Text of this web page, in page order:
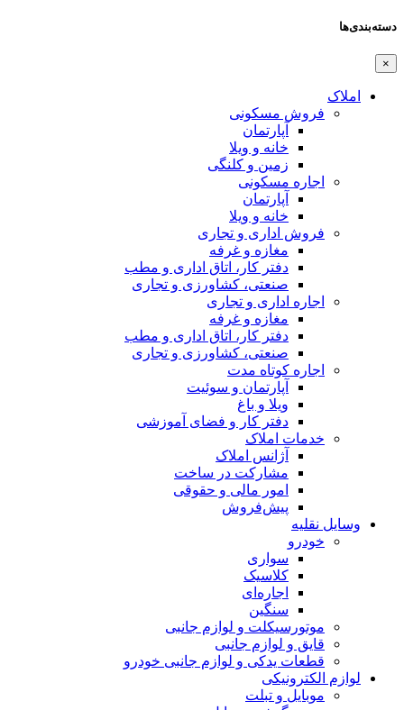
دسته‌بندی‌ها
×
املاک
فروش مسکونی
آپارتمان
خانه و ویلا
زمین و کلنگی
اجاره مسکونی
آپارتمان
خانه و ویلا
فروش اداری و تجاری
مغازه و غرفه
دفتر کار، اتاق اداری و مطب
صنعتی،‌ کشاورزی و تجاری
اجاره اداری و تجاری
مغازه و غرفه
دفتر کار، اتاق اداری و مطب
صنعتی،‌ کشاورزی و تجاری
اجاره کوتاه مدت
آپارتمان و سوئیت
ویلا و باغ
دفتر کار و فضای آموزشی
خدمات املاک
آژانس املاک
مشارکت در ساخت
امور مالی و حقوقی
پیش‌فروش
وسایل نقلیه
خودرو
سواری
کلاسیک
اجاره‌ای
سنگین
موتورسیکلت و لوازم جانبی
قایق و لوازم جانبی
قطعات یدکی و لوازم جانبی خودرو
لوازم الکترونیکی
موبایل و تبلت